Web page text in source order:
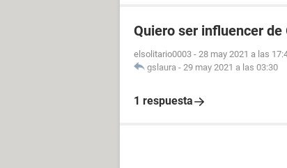
Quiero ser influencer de
elsolitario0003 - 28 may 2021 a las
gslaura - 29 may 2021 a las 03:30
1 respuesta